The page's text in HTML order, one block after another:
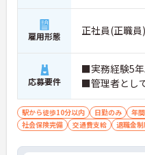
雇用形態 正社員(正職員)
応募要件
■実務経験5
■管理者とし
駅から徒歩10分以内 日勤のみ 年
社会保険完備
交通費支給 退職金制